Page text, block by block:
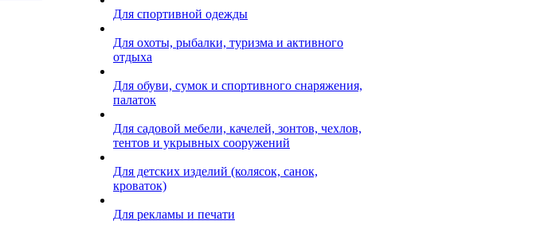
Для спортивной одежды
Для охоты, рыбалки, туризма и активного
отдыха
Для обуви, сумок и спортивного снаряжения,
палаток
Для садовой мебели, качелей, зонтов, чехлов,
тентов и укрывных сооружений
Для детских изделий (колясок, санок,
кроваток)
Для рекламы и печати